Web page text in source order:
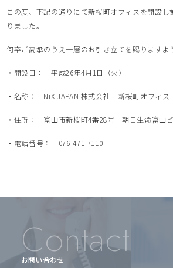
この度、下記の通りにて新桜町オフィスを開設し
りました。
何卒ご高承のうえ一層のお引き立てを賜りますよ
・開設日： 平成26年4月1日（火）
・名称： NiX JAPAN 株式会社 新桜町オフィス
・住所： 富山市新桜町4番28号 朝日生命富山
・電話番号： 076-471-7110
Contact
お問い合わせ